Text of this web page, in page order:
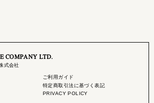
COMPANY LTD.
式会社
ご利用ガイド
特定商取引法に基づく表記
PRIVACY POLICY